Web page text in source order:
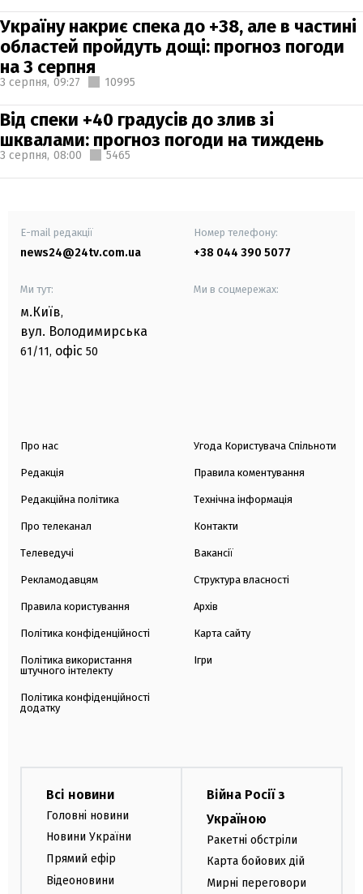
Україну накриє спека до +38, але в частині
областей пройдуть дощі: прогноз погоди
на 3 серпня
3 серпня, 09:27 10995
Від спеки +40 градусів до злив зі
шквалами: прогноз погоди на тиждень
3 серпня, 08:00 5465
E-mail редакції
news24@24tv.com.ua
Номер телефону:
+38 044 390 5077
Ми тут:
м.Київ,
вул. Володимирська
61/11, офіс 50
Ми в соцмережах:
Про нас
Редакція
Редакційна політика
Про телеканал
Телеведучі
Рекламодавцям
Правила користування
Політика конфіденційності
Політика використання
штучного інтелекту
Політика конфіденційності
додатку
Угода Користувача Спільноти
Правила коментування
Технічна інформація
Контакти
Вакансії
Структура власності
Архів
Карта сайту
Ігри
Всі новини
Головні новини
Новини України
Прямий ефір
Відеоновини
Війна Росії з
Україною
Ракетні обстріли
Карта бойових дій
Мирні переговори